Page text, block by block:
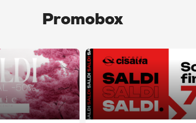
Promobox
,